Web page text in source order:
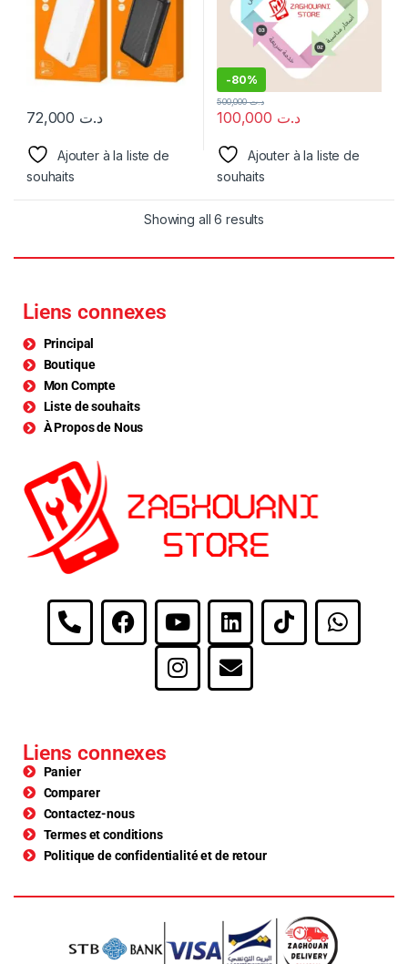
د.ت
Ajouter à la liste de
souhaits
-80%
د.ت
د.ت500,000
Ajouter à la liste de
souhaits
Showing all 6 results
Liens connexes
Principal
Boutique
Mon Compte
Liste de souhaits
À Propos de Nous
Liens connexes
Panier
Comparer
Contactez-nous
Termes et conditions
Politique de confidentialité et de retour